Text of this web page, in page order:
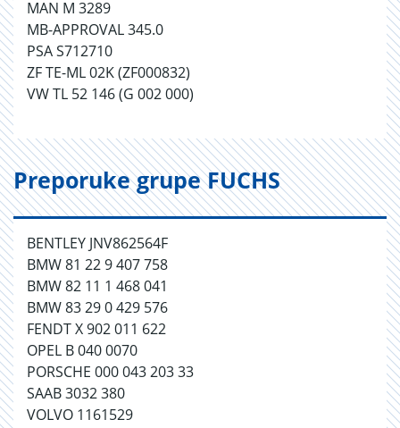
MAN M 3289
MB-APPROVAL 345.0
PSA S712710
ZF TE-ML 02K (ZF000832)
VW TL 52 146 (G 002 000)
Preporuke grupe FUCHS
BENTLEY JNV862564F
BMW 81 22 9 407 758
BMW 82 11 1 468 041
BMW 83 29 0 429 576
FENDT X 902 011 622
OPEL B 040 0070
PORSCHE 000 043 203 33
SAAB 3032 380
VOLVO 1161529